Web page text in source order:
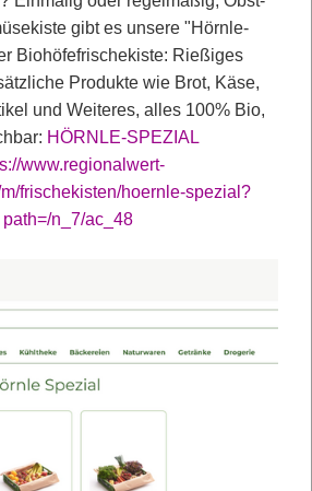
Joel Siegel
Himbeeren als
im Markgräfler Land
betreibt einigen
Himbeeranbau
Region: "Unsere
sich viele
der Region:
gibt es unsere "Hörnle-
Biohöfefrischekiste: Rießiges
Produkte wie Brot, Käse,
und Weiteres, alles 100% Bio,
HÖRNLE-SPEZIAL
www.regionalwert-
frischekisten/hoernle-spezial?
path=/n_7/ac_48